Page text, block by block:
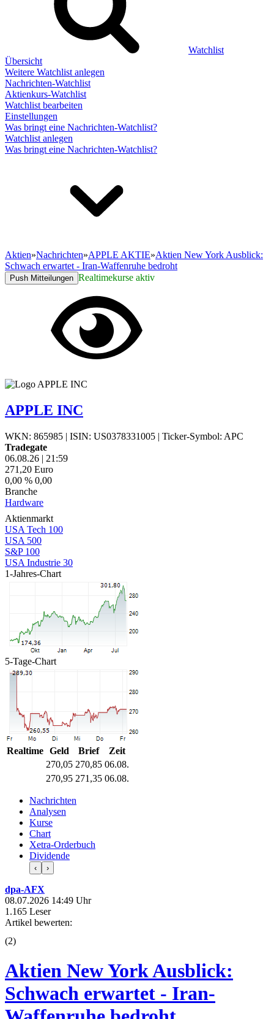
Watchlist
Übersicht
Weitere Watchlist anlegen
Nachrichten-Watchlist
Aktienkurs-Watchlist
Watchlist bearbeiten
Einstellungen
Was bringt eine Nachrichten-Watchlist?
Watchlist anlegen
Was bringt eine Nachrichten-Watchlist?
Aktien»Nachrichten»APPLE AKTIE»Aktien New York Ausblick:
Schwach erwartet - Iran-Waffenruhe bedroht
Push Mitteilungen Realtimekurse aktiv
APPLE INC
WKN: 865985 | ISIN: US0378331005 | Ticker-Symbol: APC
Tradegate
06.08.26 | 21:59
271,20 Euro
0,00 % 0,00
Branche
Hardware
Aktienmarkt
USA Tech 100
USA 500
S&P 100
USA Industrie 30
1-Jahres-Chart
5-Tage-Chart
Realtime Geld Brief
Zeit
270,05 270,85 06.08.
270,95 271,35 06.08.
Nachrichten
Analysen
Kurse
Chart
Xetra-Orderbuch
Dividende
‹ ›
dpa-AFX
08.07.2026 14:49 Uhr
1.165 Leser
Artikel bewerten:
(2)
Aktien New York Ausblick:
Schwach erwartet - Iran-